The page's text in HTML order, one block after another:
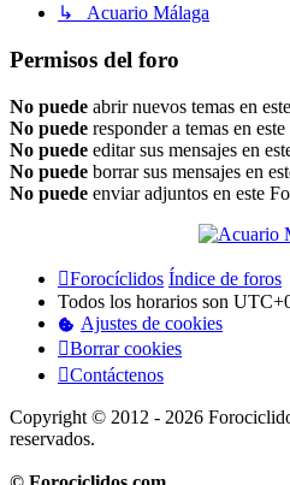
↳ Acuario Málaga
Permisos del foro
No puede abrir nuevos temas en
No puede responder a temas en
No puede editar sus mensajes en
No puede borrar sus mensajes en
No puede enviar adjuntos en este
Forocíclidos Índice de foros
Todos los horarios son
Ajustes de cookies
Borrar cookies
Contáctenos
Copyright © 2012 - 2026
reservados.